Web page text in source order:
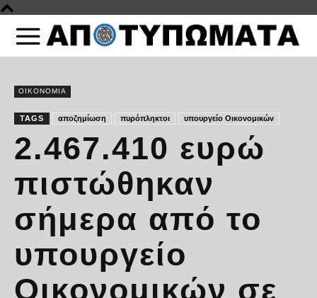
ΟΙΚΟΝΟΜΙΑ
TAGS αποζημίωση πυρόπληκτοι υπουργείο Οικονομικών
2.467.410 ευρώ
πιστώθηκαν
σήμερα από το
υπουργείο
Οικονομικών σε